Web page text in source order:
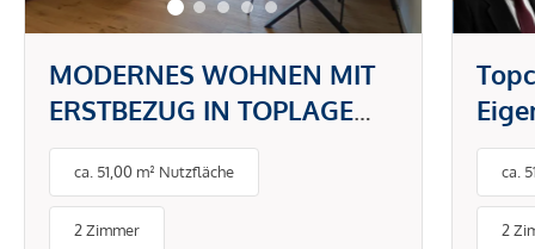
MODERNES WOHNEN MIT
ERSTBEZUG IN TOPLAGE
DONAUSTADT -
PAUSCHALMIETE INKL.
BETRIEBS- UND
ca. 51,00 m² Nutzfläche
2 Zimmer
ca.
2